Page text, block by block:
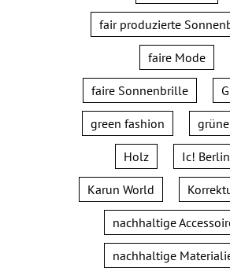
fair produzierte
faire Mode
faire Sonnenbrille
green fashion
Holz Ic! Berlin
Karun World
nachhaltige
nachhaltige